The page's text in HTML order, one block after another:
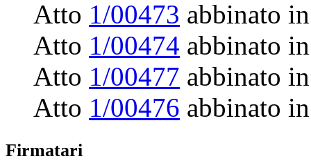
Atto 1/00473 abbinato
Atto 1/00474 abbinato
Atto 1/00477 abbinato
Atto 1/00476 abbinato
Firmatari